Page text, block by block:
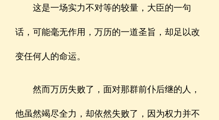
这是一场实力不对等的较量，大臣的一句
话，可能毫无作用，万历的一道圣旨，却足以改
变任何人的命运。
然而万历失败了，面对那群前仆后继的人，
他虽然竭尽全力，却依然失败了，因为权力并不